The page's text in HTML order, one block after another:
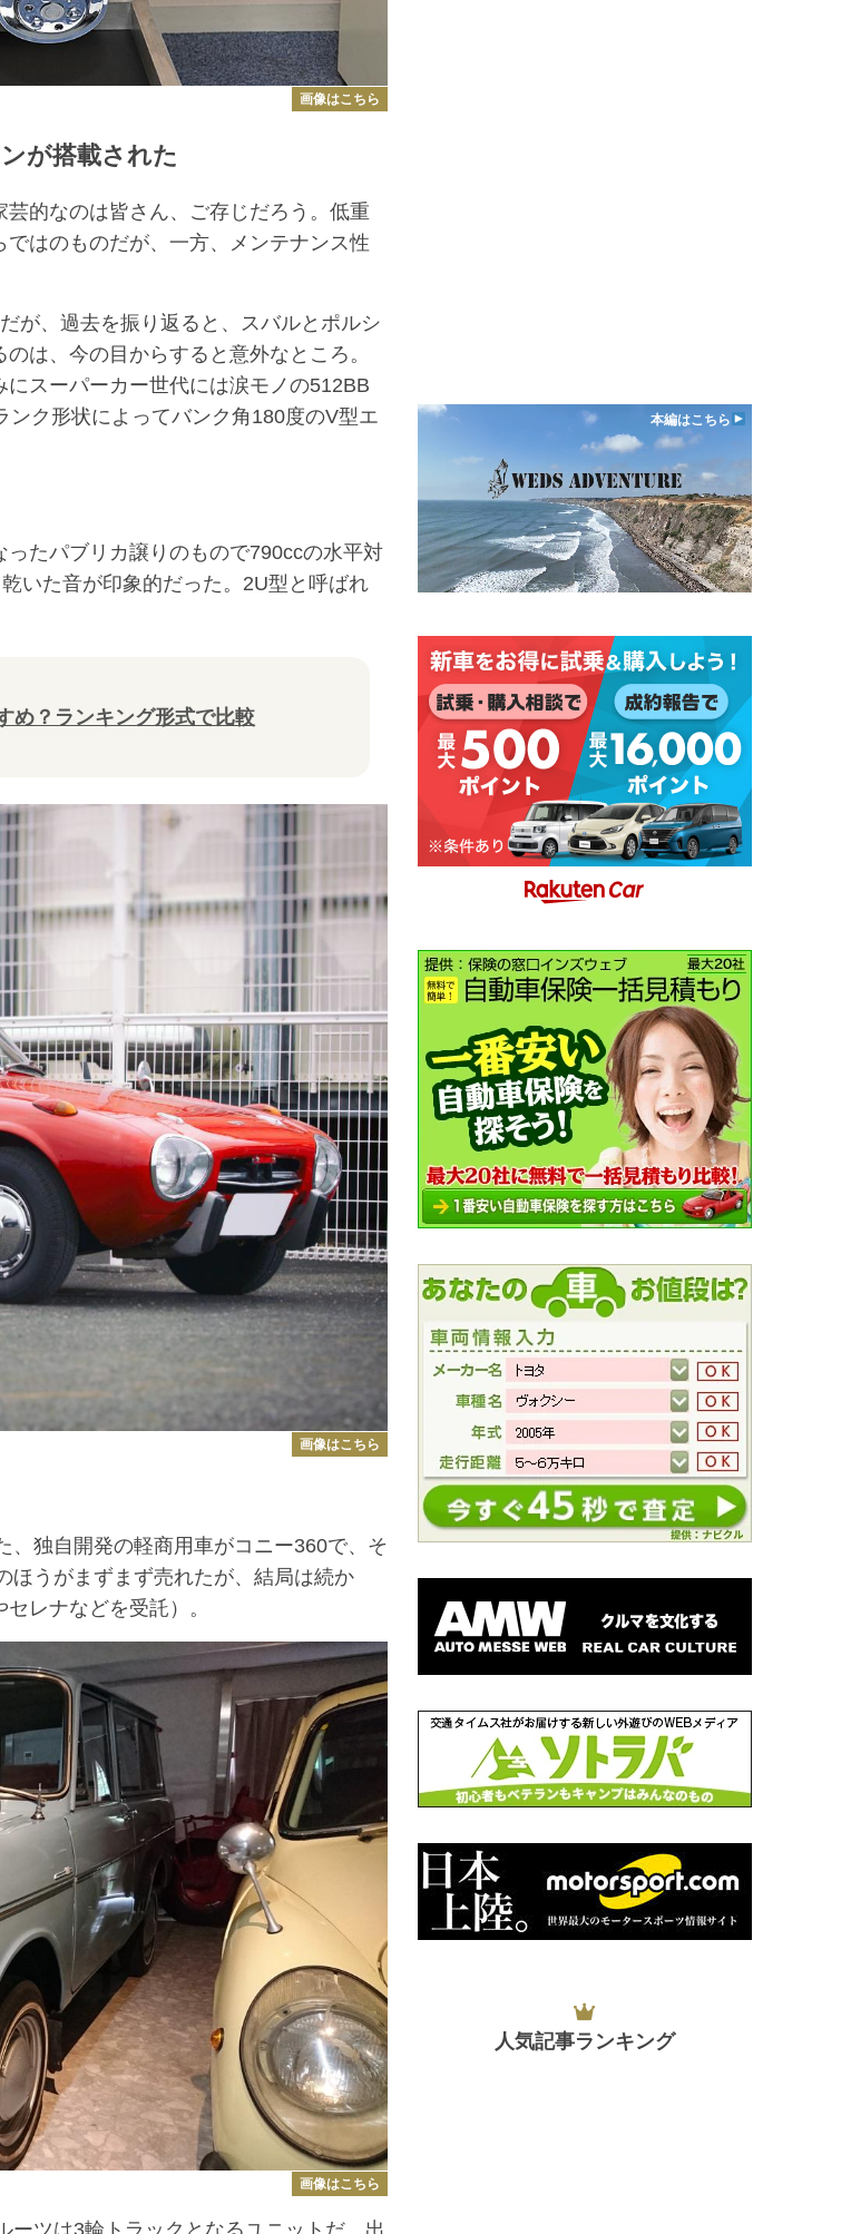
画像はこちら
が搭載された
的なのは皆さん、ご存じだろう。低重
はのものだが、一方、メンテナンス性
が、過去を振り返ると、スバルとポルシ
は、今の目からすると意外なところ。
スーパーカー世代には涙モノの512BB
ク形状によってバンク角180度のV型エ
たパブリカ譲りのもので790ccの水平対
いた音が印象的だった。2U型と呼ばれ
め？ランキング形式で比較
画像はこちら
独自開発の軽商用車がコニー360で、そ
ほうがまずまず売れたが、結局は続か
レナなどを受託）。
画像はこちら
本編はこちら
人気記事ランキング